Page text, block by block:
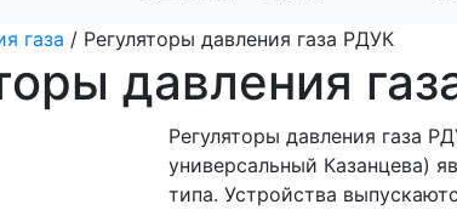
газа / Регуляторы давления газа РДУК
давления
Регуляторы давления газа
универсальный Казанцева)
типа. Устройства